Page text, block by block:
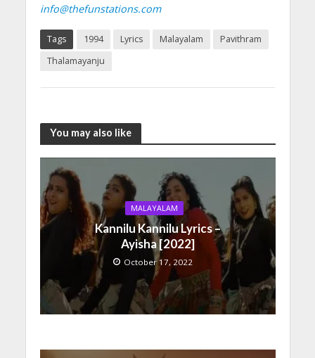
info@thefunstations.com
Tags 1994 Lyrics Malayalam
Pavithram
Thalamayanju
You may also like
MALAYALAM
Kannilu Kannilu Lyrics –
Ayisha [2022]
October 17, 2022